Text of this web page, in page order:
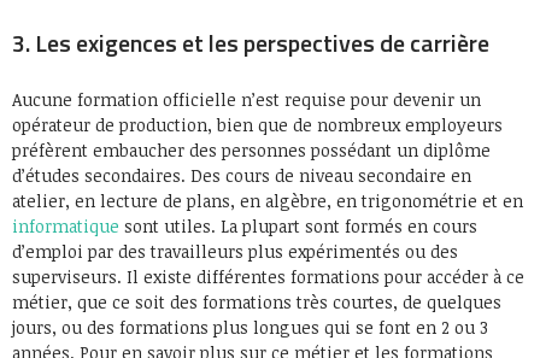
3. Les exigences et les perspectives de carrière
Aucune formation officielle n’est requise pour devenir un
opérateur de production, bien que de nombreux employeurs
préfèrent embaucher des personnes possédant un diplôme
d’études secondaires. Des cours de niveau secondaire en
atelier, en lecture de plans, en algèbre, en trigonométrie et en
informatique sont utiles. La plupart sont formés en cours
d’emploi par des travailleurs plus expérimentés ou des
superviseurs. Il existe différentes formations pour accéder à ce
métier, que ce soit des formations très courtes, de quelques
jours, ou des formations plus longues qui se font en 2 ou 3
années. Pour en savoir plus sur ce métier et les formations